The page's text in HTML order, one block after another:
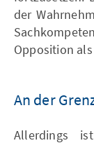
der
Opposition
An der
Allerdings